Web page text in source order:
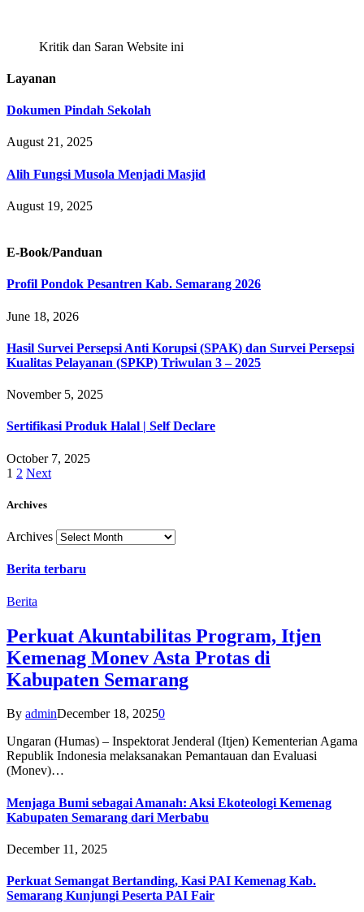
Kritik dan Saran Website ini
Layanan
Dokumen Pindah Sekolah
August 21, 2025
Alih Fungsi Musola Menjadi Masjid
August 19, 2025
E-Book/Panduan
Profil Pondok Pesantren Kab. Semarang 2026
June 18, 2026
Hasil Survei Persepsi Anti Korupsi (SPAK) dan Survei Persepsi
Kualitas Pelayanan (SPKP) Triwulan 3 – 2025
November 5, 2025
Sertifikasi Produk Halal | Self Declare
October 7, 2025
1 2 Next
Archives
Archives
Berita terbaru
Berita
Perkuat Akuntabilitas Program, Itjen
Kemenag Monev Asta Protas di
Kabupaten Semarang
By adminDecember 18, 20250
Ungaran (Humas) – Inspektorat Jenderal (Itjen) Kementerian Agama
Republik Indonesia melaksanakan Pemantauan dan Evaluasi
(Monev)…
Menjaga Bumi sebagai Amanah: Aksi Ekoteologi Kemenag
Kabupaten Semarang dari Merbabu
December 11, 2025
Perkuat Semangat Bertanding, Kasi PAI Kemenag Kab.
Semarang Kunjungi Peserta PAI Fair